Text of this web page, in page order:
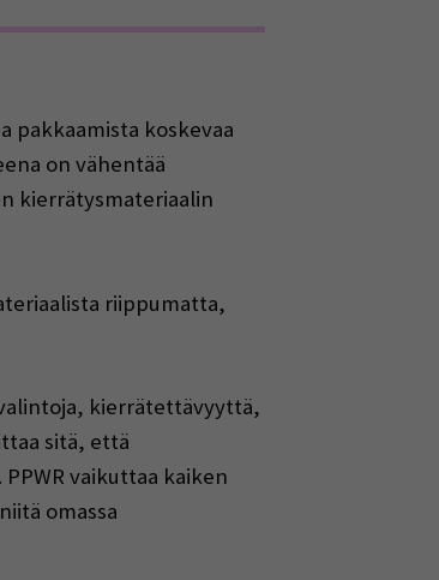
pakkaamista koskevaa
on vähentää
kierrätysmateriaalin
riippumatta,
kierrätettävyyttä,
sitä, että
vaikuttaa kaiken
omassa